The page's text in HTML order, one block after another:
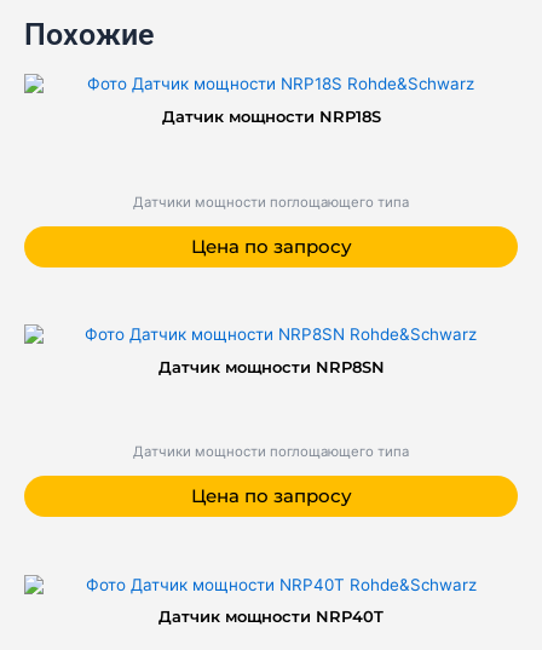
Похожие
Цена по запросу
Датчики мощности поглощающего типа
Датчик мощности NRP18S
Цена по запросу
Датчики мощности поглощающего типа
Датчик мощности NRP8SN
Датчик мощности NRP40T